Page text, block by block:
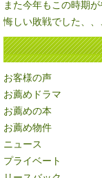
また今年もこの時期
悔しい敗戦でした、
お客様の声
お薦めドラマ
お薦めの本
お薦め物件
ニュース
プライベート